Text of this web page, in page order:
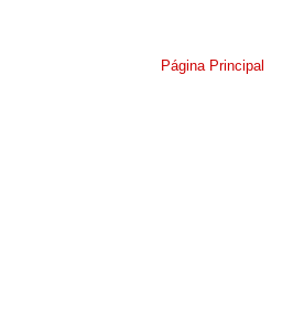
Página Principal